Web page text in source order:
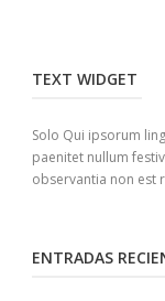
TEXT WIDGET
Solo Qui ipsorum
paenitet nullum
observantia non est
ENTRADAS